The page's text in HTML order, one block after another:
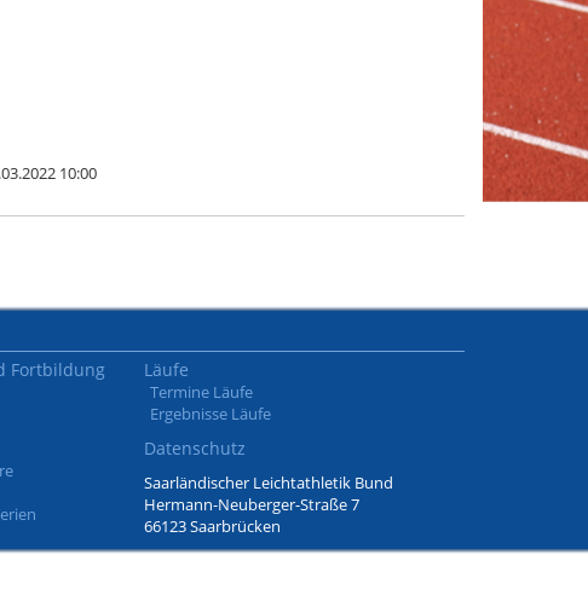
10:00
Fortbildung Läufe
Termine Läufe
Ergebnisse Läufe
Datenschutz
Saarländischer Leichtathletik Bund
Hermann-Neuberger-Straße 7
66123 Saarbrücken